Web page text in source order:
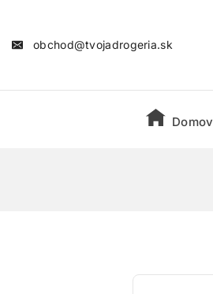
obchod@tvojadrogeria.sk
Domov